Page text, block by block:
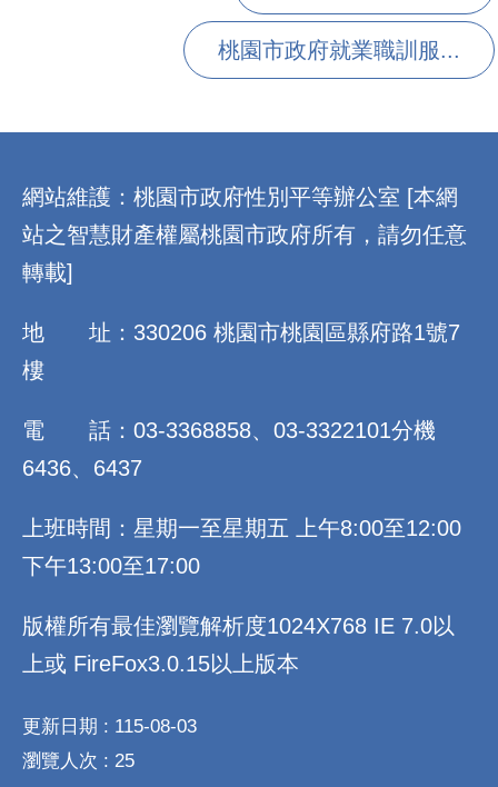
桃園市政府就業職訓服...
網站維護：桃園市政府性別平等辦公室 [本網
站之智慧財產權屬桃園市政府所有，請勿任意
轉載]
地 址：330206 桃園市桃園區縣府路1號7
樓
電 話：03-3368858、03-3322101分機
6436、6437
上班時間：星期一至星期五 上午8:00至12:00
下午13:00至17:00
版權所有最佳瀏覽解析度1024X768 IE 7.0以
上或 FireFox3.0.15以上版本
更新日期
115-08-03
瀏覽人次
25